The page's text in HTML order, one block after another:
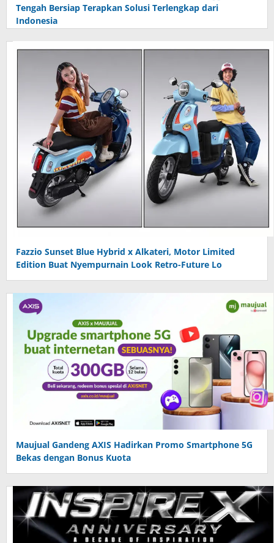
Tengah Bersiap Terapkan Solusi Terlengkap dari
Indonesia
Fazzio Sunset Blue Hybrid x Alkateri, Motor Limited
Edition Buat Nyempurnain Look Retro-Future Lo
Maujual Gandeng AXIS Hadirkan Promo Smartphone 5G
Bekas dengan Bonus Kuota